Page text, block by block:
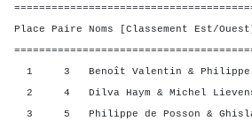
Place Paire Noms
1 3 Benoît Valentin & Philippe
2 4 Dilva Haym & Michel
3 5 Philippe de Posson &